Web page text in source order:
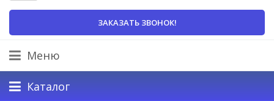
ЗАКАЗАТЬ ЗВОНОК!
Меню
Каталог